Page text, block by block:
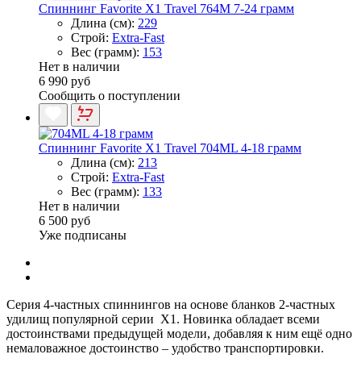
Спиннинг Favorite X1 Travel 764M 7-24 грамм
Длина (см): 229
Строй: Extra-Fast
Вес (грамм): 153
Нет в наличии
6 990 руб
Сообщить о поступлении
Спиннинг Favorite X1 Travel 704ML 4-18 грамм
Длина (см): 213
Строй: Extra-Fast
Вес (грамм): 133
Нет в наличии
6 500 руб
Уже подписаны
Серия 4-частных спиннингов на основе бланков 2-частных
удилищ популярной серии Х1. Новинка обладает всеми
достоинствами предыдущей модели, добавляя к ним ещё одно
немаловажное достоинство – удобство транспортировки.